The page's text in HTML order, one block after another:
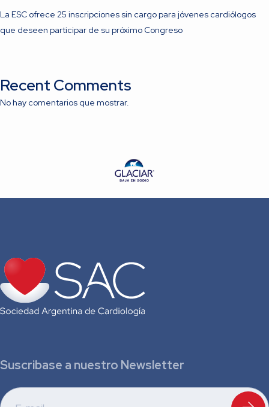
La ESC ofrece 25 inscripciones sin cargo para jóvenes cardiólogos
que deseen participar de su próximo Congreso
Recent Comments
No hay comentarios que mostrar.
Suscribase a nuestro Newsletter